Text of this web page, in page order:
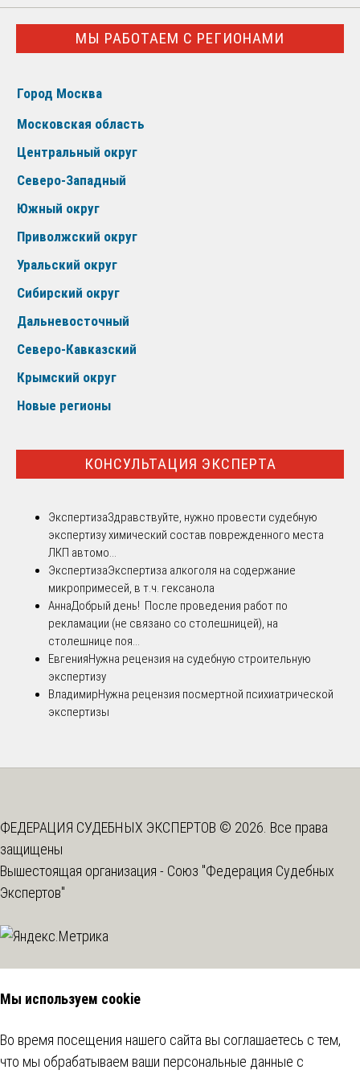
МЫ РАБОТАЕМ С РЕГИОНАМИ
Город Москва
Московская область
Центральный округ
Северо-Западный
Южный округ
Приволжский округ
Уральский округ
Сибирский округ
Дальневосточный
Северо-Кавказский
Крымский округ
Новые регионы
КОНСУЛЬТАЦИЯ ЭКСПЕРТА
ЭкспертизаЗдравствуйте, нужно провести судебную
экспертизу химический состав поврежденного места
ЛКП автомо...
ЭкспертизаЭкспертиза алкоголя на содержание
микропримесей, в т.ч. гексанола
АннаДобрый день! После проведения работ по
рекламации (не связано со столешницей), на
столешнице поя...
ЕвгенияНужна рецензия на судебную строительную
экспертизу
ВладимирНужна рецензия посмертной психиатрической
экспертизы
ФЕДЕРАЦИЯ СУДЕБНЫХ ЭКСПЕРТОВ © 2026. Все права
защищены
Вышестоящая организация - Союз "Федерация Судебных
Экспертов"
Мы используем cookie
Во время посещения нашего сайта вы соглашаетесь с тем,
что мы обрабатываем ваши персональные данные с